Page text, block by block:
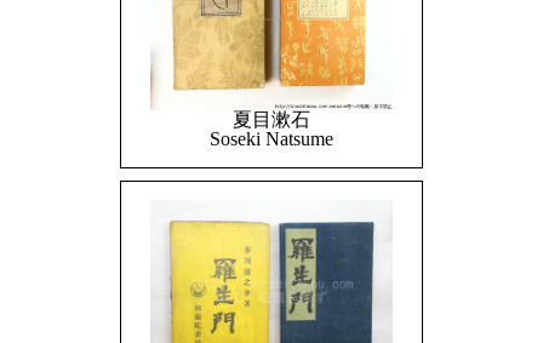
夏目漱石
Soseki Natsume